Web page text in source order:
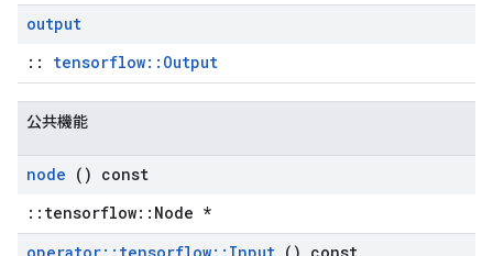
output
:: tensorflow::Output
公共機能
node () const
::tensorflow::Node *